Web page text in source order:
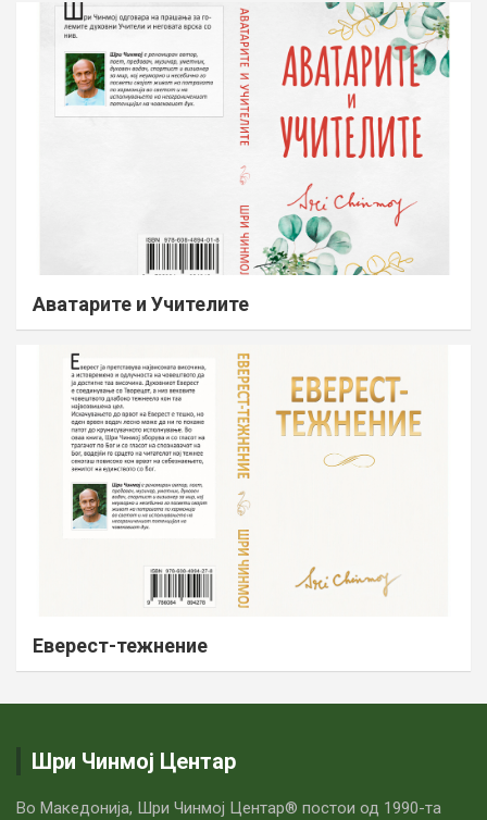
Аватарите и Учителите
Еверест-тежнение
Шри Чинмој Центар
Во Македонија, Шри Чинмој Центар® постои од 1990-та